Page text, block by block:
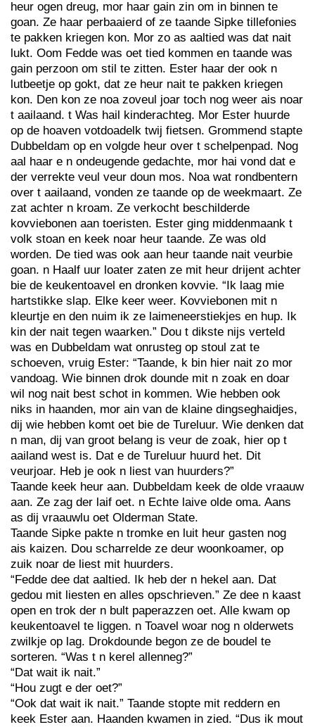
heur ogen dreug, mor haar gain zin om in binnen te
goan. Ze haar perbaaierd of ze taande Sipke tillefonies
te pakken kriegen kon. Mor zo as aaltied was dat nait
lukt. Oom Fedde was oet tied kommen en taande was
gain perzoon om stil te zitten. Ester haar der ook n
lutbeetje op gokt, dat ze heur nait te pakken kriegen
kon. Den kon ze noa zoveul joar toch nog weer ais noar
t aailaand. t Was hail kinderachteg. Mor Ester huurde
op de hoaven votdoadelk twij fietsen. Grommend stapte
Dubbeldam op en volgde heur over t schelpenpad. Nog
aal haar e n ondeugende gedachte, mor hai vond dat e
der verrekte veul veur doun mos. Noa wat rondbentern
over t aailaand, vonden ze taande op de weekmaart. Ze
zat achter n kroam. Ze verkocht beschilderde
kovviebonen aan toeristen. Ester ging middenmaank t
volk stoan en keek noar heur taande. Ze was old
worden. De tied was ook aan heur taande nait veurbie
goan. n Haalf uur loater zaten ze mit heur drijent achter
bie de keukentoavel en dronken kovvie. “Ik laag mie
hartstikke slap. Elke keer weer. Kovviebonen mit n
kleurtje en den nuim ik ze laimeneerstiekjes en hup. Ik
kin der nait tegen waarken.” Dou t dikste nijs verteld
was en Dubbeldam wat onrusteg op stoul zat te
schoeven, vruig Ester: “Taande, k bin hier nait zo mor
vandoag. Wie binnen drok dounde mit n zoak en doar
wil nog nait best schot in kommen. Wie hebben ook
niks in haanden, mor ain van de klaine dingseghaidjes,
dij wie hebben komt oet bie de Tureluur. Wie denken dat
n man, dij van groot belang is veur de zoak, hier op t
aailand west is. Dat e de Tureluur huurd het. Dit
veurjoar. Heb je ook n liest van huurders?”
Taande keek heur aan. Dubbeldam keek de olde vraauw
aan. Ze zag der laif oet. n Echte laive olde oma. Aans
as dij vraauwlu oet Olderman State.
Taande Sipke pakte n tromke en luit heur gasten nog
ais kaizen. Dou scharrelde ze deur woonkoamer, op
zuik noar de liest mit huurders.
“Fedde dee dat aaltied. Ik heb der n hekel aan. Dat
gedou mit liesten en alles opschrieven.” Ze dee n kaast
open en trok der n bult paperazzen oet. Alle kwam op
keukentoavel te liggen. n Toavel woar nog n olderwets
zwilkje op lag. Drokdounde begon ze de boudel te
sorteren. “Was t n kerel allenneg?”
“Dat wait ik nait.”
“Hou zugt e der oet?”
“Ook dat wait ik nait.” Taande stopte mit reddern en
keek Ester aan. Haanden kwamen in zied. “Dus ik mout